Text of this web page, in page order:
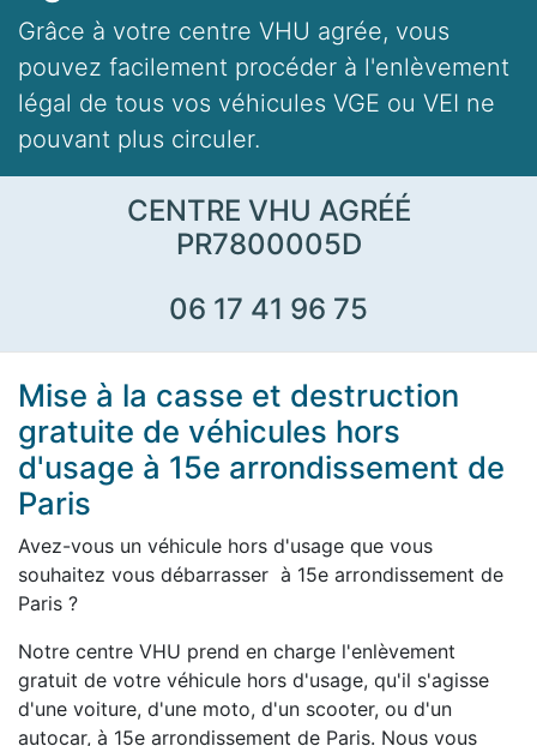
Grâce à votre centre VHU agrée, vous
pouvez facilement procéder à l'enlèvement
légal de tous vos véhicules VGE ou VEI ne
pouvant plus circuler.
CENTRE VHU AGRÉÉ
PR7800005D
06 17 41 96 75
Mise à la casse et destruction
gratuite de véhicules hors
d'usage à 15e arrondissement de
Paris
Avez-vous un véhicule hors d'usage que vous
souhaitez vous débarrasser à 15e arrondissement de
Paris ?
Notre centre VHU prend en charge l'enlèvement
gratuit de votre véhicule hors d'usage, qu'il s'agisse
d'une voiture, d'une moto, d'un scooter, ou d'un
autocar, à 15e arrondissement de Paris. Nous vous